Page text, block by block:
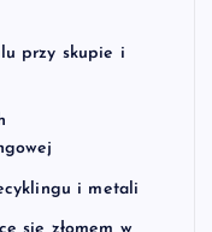
przy skupie i
i metali